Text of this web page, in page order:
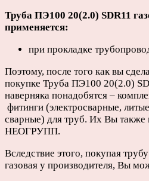
Труба ПЭ100 20(2.0) SDR11
применяется:
при прокладке
Поэтому, после того как вы
покупке Труба ПЭ100 20(2.0)
наверняка понадобятся –
фитинги (электросварные,
сварные) для труб. Их Вы также
НЕОГРУПП.
Вследствие этого, покупая
газовая у производителя, Вы